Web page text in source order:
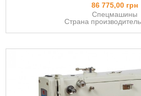
86 775,00 грн
Спецмашины
Страна